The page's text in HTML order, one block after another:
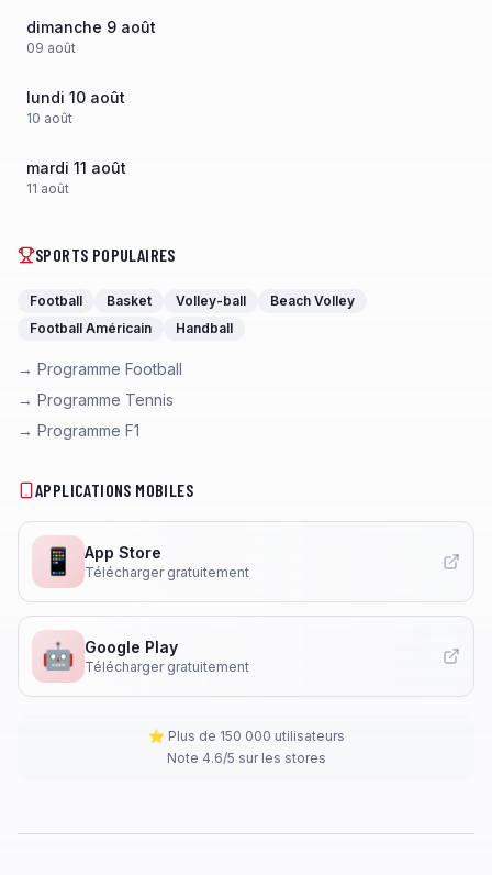
dimanche 9 août
09 août
lundi 10 août
10 août
mardi 11 août
11 août
SPORTS POPULAIRES
Football Basket Volley-ball
Beach Volley
Football Américain
Handball
→ Programme Football
→ Programme Tennis
→ Programme F1
APPLICATIONS MOBILES
📱 App Store
Télécharger gratuitement
🤖 Google Play
Télécharger gratuitement
⭐ Plus de 150 000 utilisateurs
Note 4.6/5 sur les stores